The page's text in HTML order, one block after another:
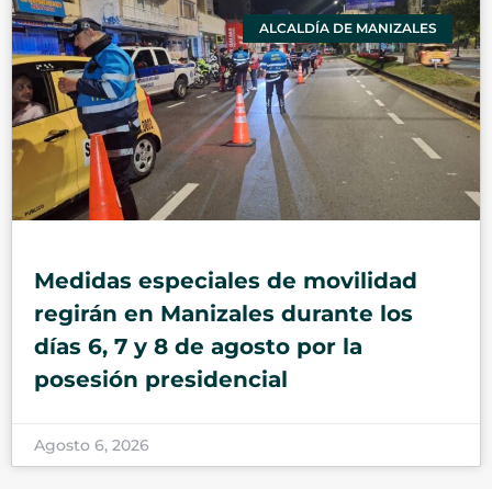
ALCALDÍA DE MANIZALES
Medidas especiales de movilidad
regirán en Manizales durante los
días 6, 7 y 8 de agosto por la
posesión presidencial
Agosto 6, 2026